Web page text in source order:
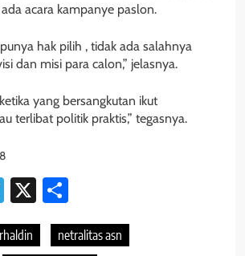
acara kampanye paslon.
hak pilih , tidak ada salahnya
dan misi para calon,” jelasnya.
yang bersangkutan ikut
terlibat politik praktis,” tegasnya.
Telegram
X
netralitas asn